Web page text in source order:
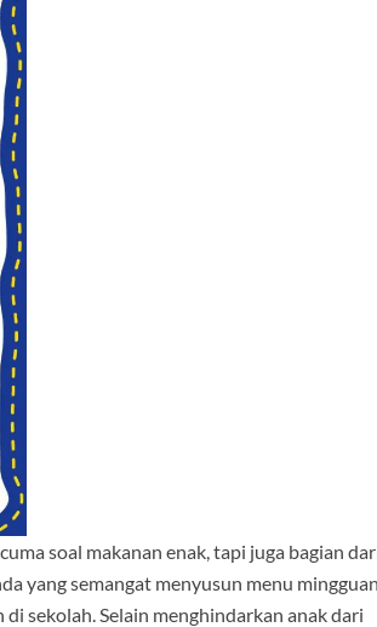
soal makanan enak, tapi juga bagian
yang semangat menyusun menu mingguan
sekolah. Selain menghindarkan anak dari